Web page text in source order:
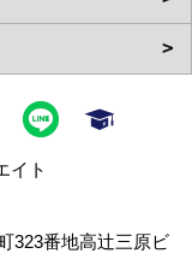
イト
323番地高辻三原ビ